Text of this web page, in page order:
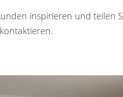
inspirieren und teilen